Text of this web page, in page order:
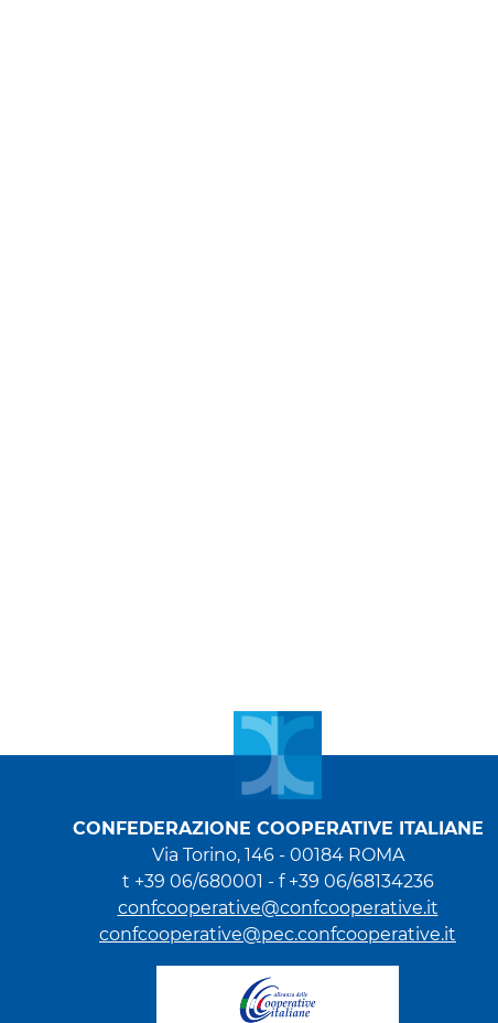
CONFEDERAZIONE COOPERATIVE ITALIANE
Via Torino, 146 - 00184 ROMA
t +39 06/680001 - f +39 06/68134236
confcooperative@confcooperative.it
confcooperative@pec.confcooperative.it